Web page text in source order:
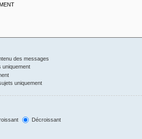
des messages
uniquement
uniquement
Décroissant